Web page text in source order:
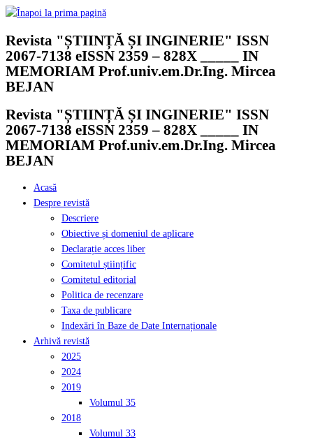
Skip
content
Revista "ȘTIINȚĂ ȘI INGINERIE" ISSN
2067-7138 eISSN 2359 – 828X _____ IN
MEMORIAM Prof.univ.em.Dr.Ing. Mircea
BEJAN
Revista "ȘTIINȚĂ ȘI INGINERIE" ISSN
2067-7138 eISSN 2359 – 828X _____ IN
MEMORIAM Prof.univ.em.Dr.Ing. Mircea
BEJAN
Acasă
Despre revistă
Descriere
Obiective și domeniul de aplicare
Declarație acces liber
Comitetul științific
Comitetul editorial
Politica de recenzare
Taxa de publicare
Indexări în Baze de Date Internaționale
Arhivă revistă
2025
2024
2019
Volumul 35
2018
Volumul 33